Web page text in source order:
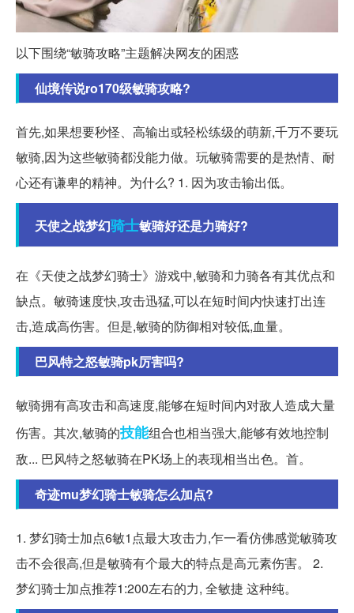
以下围绕“敏骑攻略”主题解决网友的困惑
仙境传说ro170级敏骑攻略?
首先,如果想要秒怪、高输出或轻松练级的萌新,千万不要玩
敏骑,因为这些敏骑都没能力做。玩敏骑需要的是热情、耐
心还有谦卑的精神。为什么? 1. 因为攻击输出低。
天使之战梦幻骑士敏骑好还是力骑好?
在《天使之战梦幻骑士》游戏中,敏骑和力骑各有其优点和
缺点。敏骑速度快,攻击迅猛,可以在短时间内快速打出连
击,造成高伤害。但是,敏骑的防御相对较低,血量。
巴风特之怒敏骑pk厉害吗?
敏骑拥有高攻击和高速度,能够在短时间内对敌人造成大量
伤害。其次,敏骑的技能组合也相当强大,能够有效地控制
敌... 巴风特之怒敏骑在PK场上的表现相当出色。首。
奇迹mu梦幻骑士敏骑怎么加点?
1. 梦幻骑士加点6敏1点最大攻击力,乍一看仿佛感觉敏骑攻
击不会很高,但是敏骑有个最大的特点是高元素伤害。 2.
梦幻骑士加点推荐1:200左右的力, 全敏捷 这种纯。